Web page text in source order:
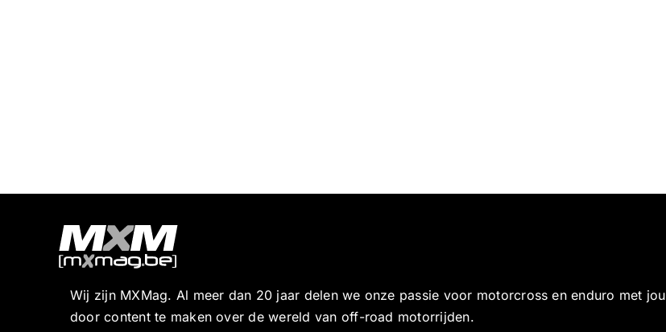
Wij zijn MXMag. Al meer dan 20 jaar delen we onze passie voor motorcross en enduro met jou
door content te maken over de wereld van off-road motorrijden.